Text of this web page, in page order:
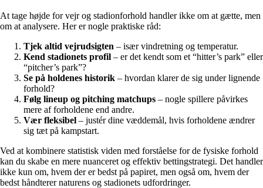
At tage højde for vejr og stadionforhold handler ikke om at gætte, men
om at analysere. Her er nogle praktiske råd:
Tjek altid vejrudsigten – især vindretning og temperatur.
Kend stadionets profil – er det kendt som et “hitter’s park” eller
“pitcher’s park”?
Se på holdenes historik – hvordan klarer de sig under lignende
forhold?
Følg lineup og pitching matchups – nogle spillere påvirkes
mere af forholdene end andre.
Vær fleksibel – justér dine væddemål, hvis forholdene ændrer
sig tæt på kampstart.
Ved at kombinere statistisk viden med forståelse for de fysiske forhold
kan du skabe en mere nuanceret og effektiv bettingstrategi. Det handler
ikke kun om, hvem der er bedst på papiret, men også om, hvem der
bedst håndterer naturens og stadionets udfordringer.